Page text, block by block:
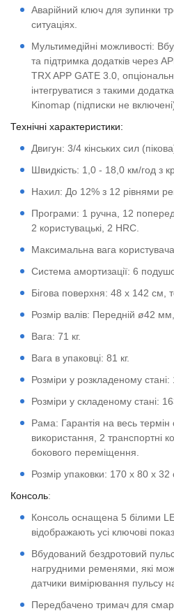
Аварійний ключ для зупинки
ситуаціях.
Мультимедійні можливості:
та підтримка додатків через
TRX APP GATE 3.0,
інтегруватися з такими
Kinomap (підписки не
Технічні характеристики:
Двигун: 3/4 кінських сил
Швидкість: 1,0 - 18,0 км/год з
Нахил: До 12% з 12 рівнями
Програми: 1 ручна, 12
2 користувацькі, 2 HRC.
Максимальна вага
Система амортизації: 6
Бігова поверхня: 48 x 142 см,
Розмір валів: Передній ø42
Вага: 71 кг.
Вага в упаковці: 81 кг.
Розміри у розкладеному
Розміри у складеному стані:
Рама: Гарантія на весь
використання, 2 транспортні
бокового переміщення.
Розмір упаковки: 170 x 80 x 32
Консоль:
Консоль оснащена 5 білими
відображають усі ключові
Вбудований бездротовий
нагрудними ременями, які
датчики вимірювання пульсу
Передбачено тримач для